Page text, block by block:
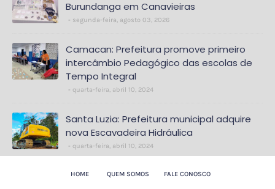
Burundanga em Canavieiras
segunda-feira, agosto 03, 2026
Camacan: Prefeitura promove primeiro
intercâmbio Pedagógico das escolas de
Tempo Integral
quarta-feira, abril 10, 2024
Santa Luzia: Prefeitura municipal adquire
nova Escavadeira Hidráulica
quarta-feira, abril 10, 2024
HOME QUEM SOMOS FALE CONOSCO